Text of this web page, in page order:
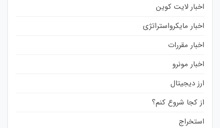
اخبار لایت کوین
اخبار مایکرواستراتژی
اخبار مقررات
اخبار مونرو
ارز دیجیتال
از کجا شروع کنم؟
استخراج